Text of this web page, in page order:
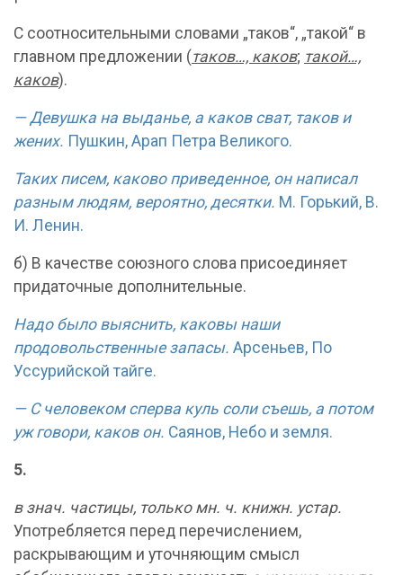
С соотносительными словами „таков“, „такой“ в
главном предложении (таков…, каков; такой…,
каков).
— Девушка на выданье, а каков сват, таков и
жених. Пушкин, Арап Петра Великого.
Таких писем, каково приведенное, он написал
разным людям, вероятно, десятки. М. Горький, В.
И. Ленин.
б) В качестве союзного слова присоединяет
придаточные дополнительные.
Надо было выяснить, каковы наши
продовольственные запасы. Арсеньев, По
Уссурийской тайге.
— С человеком сперва куль соли съешь, а потом
уж говори, каков он. Саянов, Небо и земля.
5.
в знач. частицы, только мн. ч. книжн. устар.
Употребляется перед перечислением,
раскрывающим и уточняющим смысл